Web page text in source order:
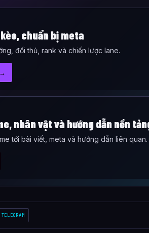
chuẩn bị meta
đối thủ, rank và chiến lược lane.
nhân vật và hướng dẫn nền
tới bài viết, meta và hướng dẫn liên quan.
TELEGRAM